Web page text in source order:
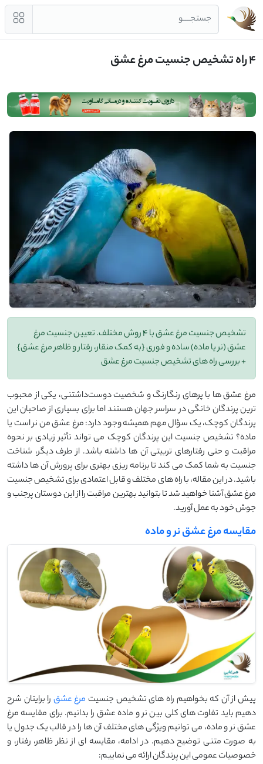
جستجــــو
4 راه تشخیص جنسیت مرغ عشق
تشخیص جنسیت مرغ عشق با 4 روش مختلف. تعیین جنسیت مرغ
عشق (نر یا ماده) ساده و فوری {به کمک منقار، رفتار و ظاهر مرغ عشق}
+ بررسی راه های تشخیص جنسیت مرغ عشق
مرغ عشق ‌ها با پرهای رنگارنگ و شخصیت دوست‌داشتنی، یکی از محبوب‌
ترین پرندگان خانگی در سراسر جهان هستند اما برای بسیاری از صاحبان این
پرندگان کوچک، یک سؤال مهم همیشه وجود دارد: مرغ عشق من نر است یا
ماده؟ تشخیص جنسیت این پرندگان کوچک می‌ تواند تأثیر زیادی بر نحوه
مراقبت و حتی رفتارهای تربیتی آن ‌ها داشته باشد. از طرف دیگر، شناخت
جنسیت به شما کمک می ‌کند تا برنامه‌ ریزی بهتری برای پرورش آن‌ ها داشته
باشید. در این مقاله، با راه ‌های مختلف و قابل اعتمادی برای تشخیص جنسیت
مرغ عشق آشنا خواهید شد تا بتوانید بهترین مراقبت را از این دوستان پرجنب ‌و
جوش خود به عمل آورید.
مقایسه مرغ عشق نر و ماده
پیش از آن که بخواهیم راه های تشخیص جنسیت مرغ عشق را برایتان شرح
دهیم باید تفاوت های کلی بین نر و ماده عشق را بدانیم. برای مقایسه مرغ
عشق نر و ماده، می‌ توانیم ویژگی ‌های مختلف آن ‌ها را در قالب یک جدول یا
به صورت متنی توضیح دهیم. در ادامه، مقایسه ‌ای از نظر ظاهر، رفتار، و
خصوصیات عمومی این پرندگان ارائه می نماییم: